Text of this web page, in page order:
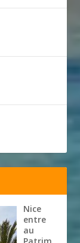
Nice
entre
au